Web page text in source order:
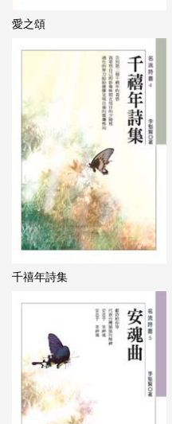
愛之頌
千禧年詩集